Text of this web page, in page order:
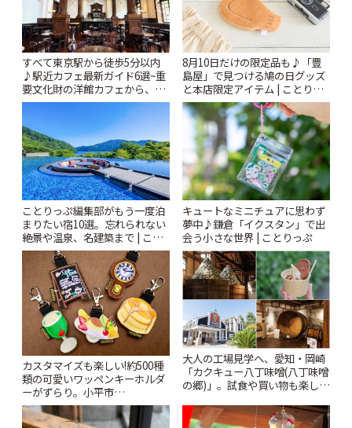
すべて東京駅から徒歩5分以内
♪駅近カフェ最新ガイド6選~重
要文化財の洋館カフェから、改
札すぐのレトロ喫茶まで~ | こと
8月10日だけの限定品も♪「豊
島屋」で見つける鳩の日グッズ
と本店限定アイテム | ことりっ
ぷ
ことりっぷ編集部がもう一度泊
まりたい宿10選。忘れられない
絶景や温泉、名建築まで | こと
りっぷ
キュートなミニチュアに思わず
夢中♪鎌倉「イクスタン」で出
会う小さな世界 | ことりっぷ
カスタマイズも楽しい!約500種
類の可愛いワッペンキーホルダ
ーがずらり。小平市
「Kimamaya T&K」 | ことりっ
ぷ
大人の工場見学へ、愛知・岡崎
「カクキュー八丁味噌(八丁味噌
の郷)」。試食や買い物も楽しみ